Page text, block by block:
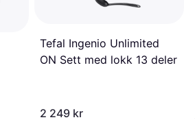
Tefal Ingenio Unlimited
ON Sett med lokk 13 deler
2 249 kr